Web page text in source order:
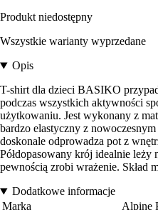
Produkt niedostępny
Wszystkie warianty wyprzedane
Opis
T-shirt dla dzieci BASIKO
podczas wszystkich aktywności
użytkowaniu. Jest wykonany z
bardzo elastyczny z
doskonale odprowadza pot z
Półdopasowany krój idealnie
pewnością zrobi wrażenie. Skład
Dodatkowe informacje
Marka
Alpine